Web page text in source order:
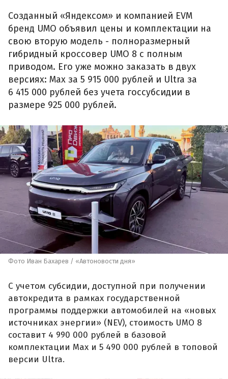
Созданный «Яндексом» и компанией EVM
бренд UMO объявил цены и комплектации на
свою вторую модель - полноразмерный
гибридный кроссовер UMO 8 с полным
приводом. Его уже можно заказать в двух
версиях: Max за 5 915 000 рублей и Ultra за
6 415 000 рублей без учета госсубсидии в
размере 925 000 рублей.
Фото Иван Бахарев / «Автоновости дня»
С учетом субсидии, доступной при получении
автокредита в рамках государственной
программы поддержки автомобилей на «новых
источниках энергии» (NEV), стоимость UMO 8
составит 4 990 000 рублей в базовой
комплектации Max и 5 490 000 рублей в топовой
версии Ultra.